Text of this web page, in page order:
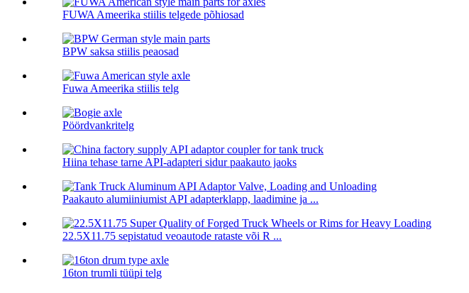
FUWA Ameerika stiilis telgede põhiosad
BPW saksa stiilis peaosad
Fuwa Ameerika stiilis telg
Pöördvankritelg
Hiina tehase tarne API-adapteri sidur paakauto jaoks
Paakauto alumiiniumist API adapterklapp, laadimine ja ...
22.5X11.75 sepistatud veoautode rataste või R ...
16ton trumli tüüpi telg